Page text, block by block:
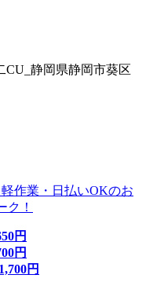
静岡県静岡市葵区
作業・日払いOKのお
ク！
円
円
1,700円